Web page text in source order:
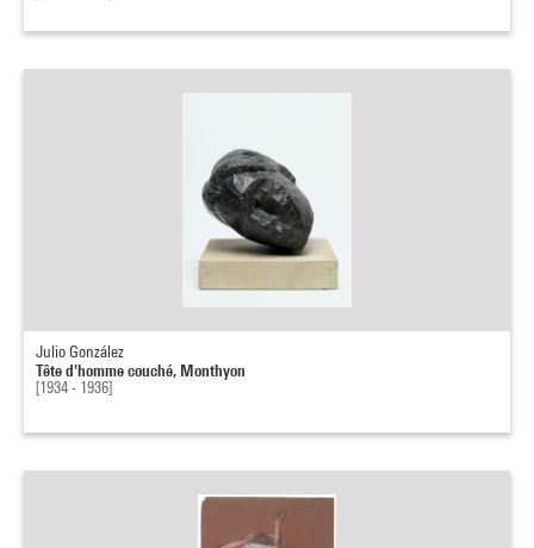
Julio González
Tête d'homme couché, Monthyon
[1934 - 1936]